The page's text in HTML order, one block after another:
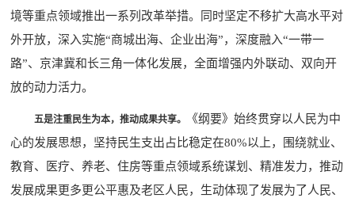
境等重点领域推出一系列改革举措。同时坚定不移扩大高水平对
外开放，深入实施“商城出海、企业出海”，深度融入“一带一
路”、京津冀和长三角一体化发展，全面增强内外联动、双向开
放的动力活力。
五是注重民生为本，推动成果共享。
《纲要》始终贯穿以人民为中
心的发展思想，坚持民生支出占比稳定在80%以上，围绕就业、
教育、医疗、养老、住房等重点领域系统谋划、精准发力，推动
发展成果更多更公平惠及老区人民，生动体现了发展为了人民、